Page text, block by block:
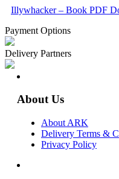
Illywhacker – Book PDF
Payment Options
Delivery Partners
About Us
About ARK
Delivery Terms &
Privacy Policy